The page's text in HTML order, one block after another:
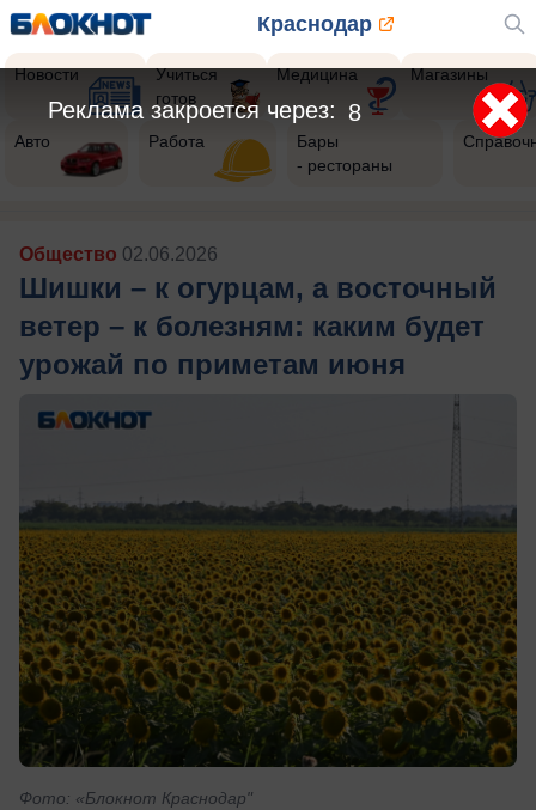
Краснодар
Новости
Учиться
готов
Медицина Магазины
Авто Работа
Бары
- рестораны
Общество 02.06.2026
Шишки – к огурцам, а восточный
ветер – к болезням: каким будет
урожай по приметам июня
Фото: «Блокнот Краснодар"
5
Реклама закроется через: